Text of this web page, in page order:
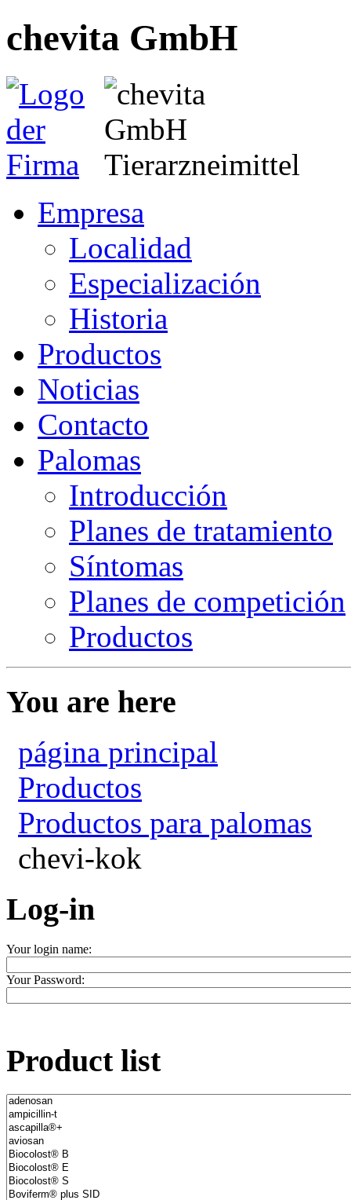
chevita GmbH
Empresa
Localidad
Especialización
Historia
Productos
Noticias
Contacto
Palomas
Introducción
Planes de tratamiento
Síntomas
Planes de competición
Productos
You are here
página principal
Productos
Productos para palomas
chevi-kok
Log-in
Your login name:
Your Password:
Product list